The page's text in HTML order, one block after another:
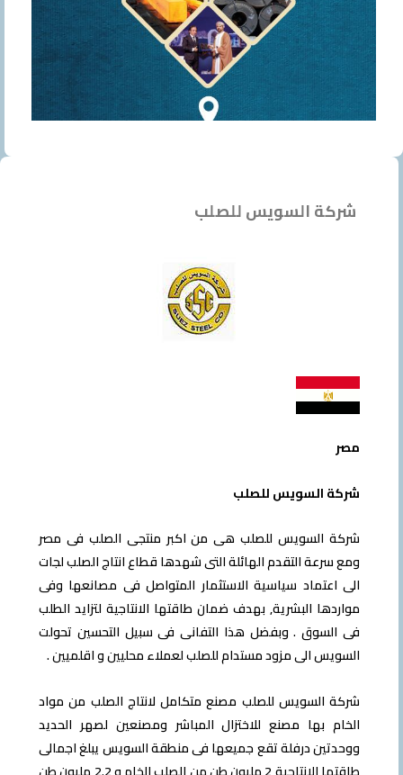
شركة السويس للصلب
مصر
شركة السويس للصلب
شركة السويس للصلب هى من اكبر منتجى الصلب فى مصر
ومع سرعة التقدم الهائلة التى شهدها قطاع انتاج الصلب لجات
الى اعتماد سياسية الاستثمار المتواصل فى مصانعها وفى
مواردها البشرية, بهدف ضمان طاقتها الانتاجية لتزايد الطلب
فى السوق . وبفضل هذا التفانى فى سبيل التحسين تحولت
السويس الى مزود مستدام للصلب لعملاء محليين و اقلميين .
شركة السويس للصلب مصنع متكامل لانتاج الصلب من مواد
الخام بها مصنع للاختزال المباشر ومصنعين لصهر الحديد
ووحدتين درفلة تقع جميعها فى منطقة السويس يبلغ اجمالى